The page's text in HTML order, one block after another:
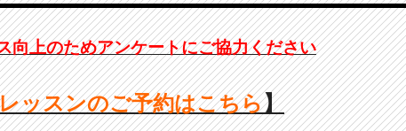
向上のためアンケートにご協力ください
ッスンのご予約はこちら】